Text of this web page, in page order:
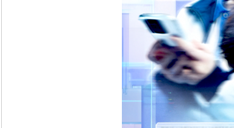
完善运行机制助力责任有效落实